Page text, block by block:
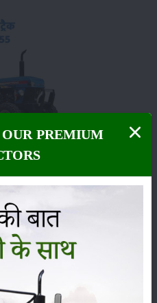
क्षमता है और इसमें 4 सिलेंडर हैं। यूरो 55
8 फॉरवर्ड +2 रिवर्स गियरबॉक्स हैं।
ट्रैक्टर है।
x 16/7.5 x 16 फ्रंट टायर और 14.9 x
का वजन लगभग 2415 किलोग्राम है,
मिमी है। इसका व्हील बेस 2210
PREMIUM